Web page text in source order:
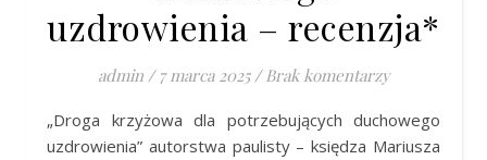
uzdrowienia – recenzja*
admin / 7 marca 2025 / Brak komentarzy
„Droga krzyżowa dla potrzebujących duchowego
uzdrowienia” autorstwa paulisty – księdza Mariusza